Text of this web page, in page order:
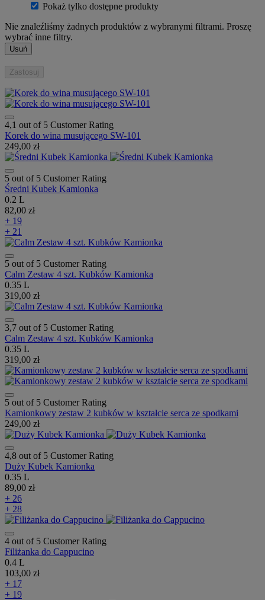
Pokaż tylko dostępne produkty
Nie znaleźliśmy żadnych produktów z wybranymi filtrami. Proszę
wybrać inne filtry.
Usuń
Zastosuj
4,1 out of 5 Customer Rating
Korek do wina musującego SW-101
249,00 zł
5 out of 5 Customer Rating
Średni Kubek Kamionka
0.2 L
82,00 zł
+ 19
+ 21
5 out of 5 Customer Rating
Calm Zestaw 4 szt. Kubków Kamionka
0.35 L
319,00 zł
3,7 out of 5 Customer Rating
Calm Zestaw 4 szt. Kubków Kamionka
0.35 L
319,00 zł
5 out of 5 Customer Rating
Kamionkowy zestaw 2 kubków w kształcie serca ze spodkami
249,00 zł
4,8 out of 5 Customer Rating
Duży Kubek Kamionka
0.35 L
89,00 zł
+ 26
+ 28
4 out of 5 Customer Rating
Filiżanka do Cappucino
0.4 L
103,00 zł
+ 17
+ 19